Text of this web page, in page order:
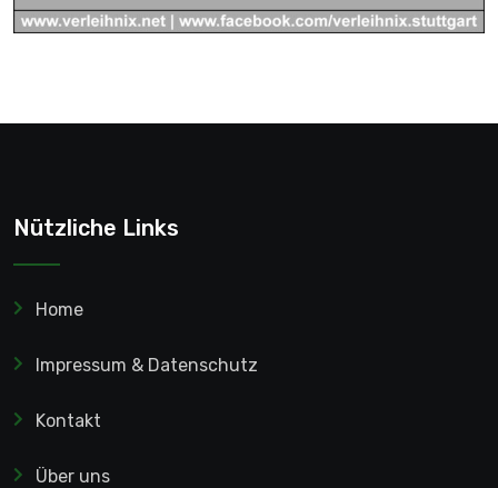
Nützliche Links
Home
Impressum & Datenschutz
Kontakt
Über uns